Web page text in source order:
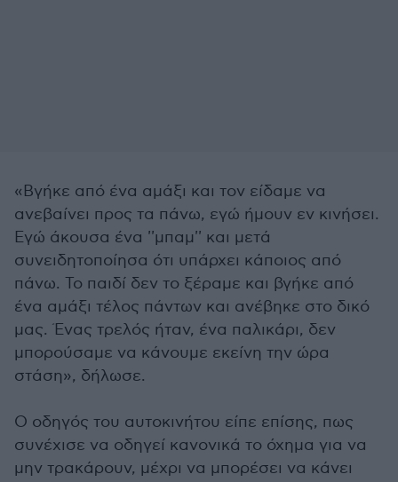
«Βγήκε από ένα αμάξι και τον είδαμε να
ανεβαίνει προς τα πάνω, εγώ ήμουν εν κινήσει.
Εγώ άκουσα ένα ''μπαμ'' και μετά
συνειδητοποίησα ότι υπάρχει κάποιος από
πάνω. Το παιδί δεν το ξέραμε και βγήκε από
ένα αμάξι τέλος πάντων και ανέβηκε στο δικό
μας. Ένας τρελός ήταν, ένα παλικάρι, δεν
μπορούσαμε να κάνουμε εκείνη την ώρα
στάση», δήλωσε.
Ο οδηγός του αυτοκινήτου είπε επίσης, πως
συνέχισε να οδηγεί κανονικά το όχημα για να
μην τρακάρουν, μέχρι να μπορέσει να κάνει